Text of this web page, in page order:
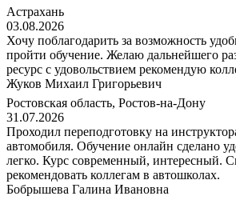
Астрахань
03.08.2026
Хочу поблагодарить за возможность
пройти обучение. Желаю дальнейшего
ресурс с удовольствием рекомендую
Жуков Михаил Григорьевич
Ростовская область, Ростов-на-Дону
31.07.2026
Проходил переподготовку на
автомобиля. Обучение онлайн сделано
легко. Курс современный, интересный.
рекомендовать коллегам в автошколах.
Бобрышева Галина Ивановна